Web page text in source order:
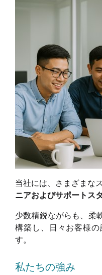
当社には、さまざまな
ニアおよびサポートス
少数精鋭ながらも、柔
構築し、日々お客様
す。
私たちの強み